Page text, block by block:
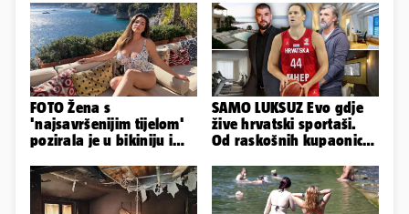
FOTO Žena s
'najsavršenijim tijelom'
pozirala je u bikiniju i
obline...
SAMO LUKSUZ Evo gdje
žive hrvatski sportaši.
Od raskošnih kupaonica